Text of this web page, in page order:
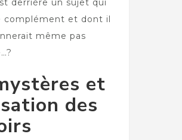
derrière un sujet qui
complément et dont il
même pas
et
des